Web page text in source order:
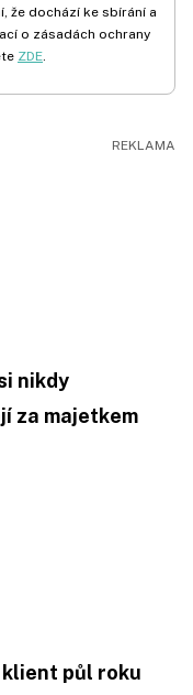
že dochází ke sbírání a
o zásadách ochrany
ZDE.
nikdy
za majetkem
půl roku